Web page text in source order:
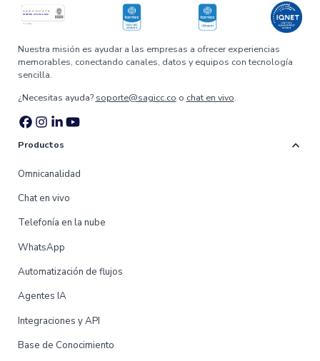
Nuestra misión es ayudar a las empresas a ofrecer experiencias
memorables, conectando canales, datos y equipos con tecnología
sencilla.
¿Necesitas ayuda? soporte@sagicc.co o chat en vivo.
Productos expand_more
Omnicanalidad
Chat en vivo
Telefonía en la nube
WhatsApp
Automatización de flujos
Agentes IA
Integraciones y API
Base de Conocimiento